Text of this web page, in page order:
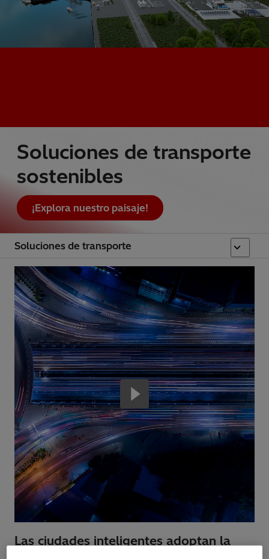
Soluciones de transporte
sostenibles
¡Explora nuestro paisaje!
Soluciones de transporte
Las ciudades inteligentes adoptan la